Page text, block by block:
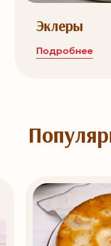
Эклеры
Подробнее